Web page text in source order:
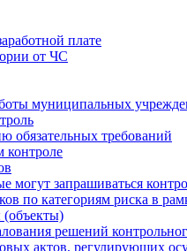
плате
от ЧС
муниципальных
обязательных требований
контроле
могут запрашиваться
по категориям риска в
(объекты)
решений
актов, регулирующих